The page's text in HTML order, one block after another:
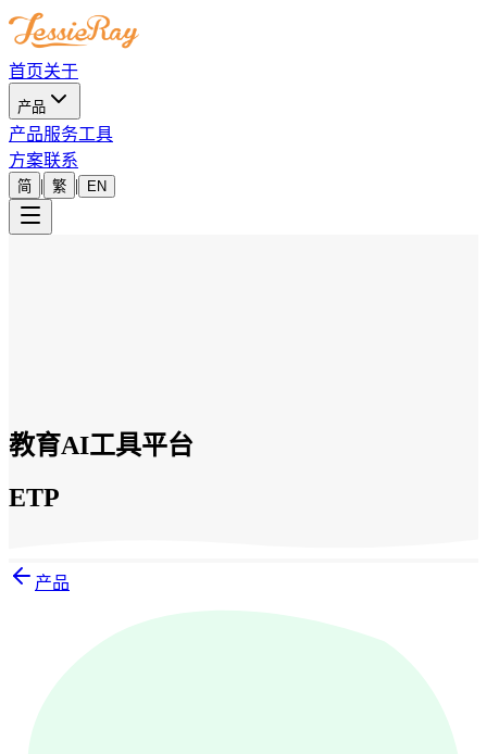
首页关于
产品
产品服务工具
方案联系
简 | 繁 | EN
教育AI工具平台
ETP
产品